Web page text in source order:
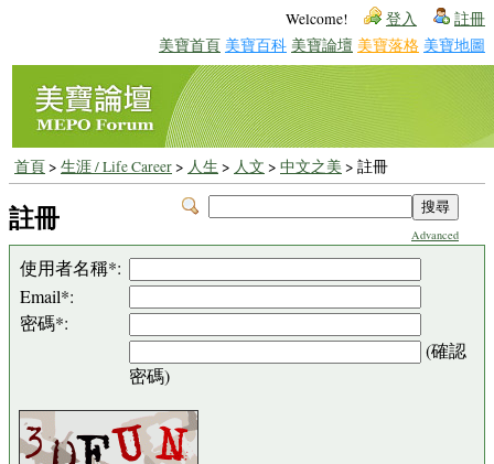
Welcome! 登入 註冊
美寶首頁 美寶百科 美寶論壇 美寶落格 美寶地圖
首頁> 生涯 / Life Career> 人生 > 人文 > 中文之美 > 註冊
Advanced
註冊
使用者名稱*:
Email*:
密碼*:
(確認
密碼)